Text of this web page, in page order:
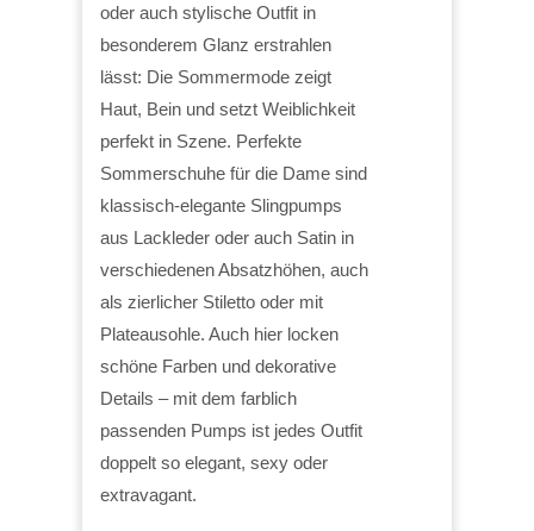
oder auch stylische Outfit in
besonderem Glanz erstrahlen
lässt: Die Sommermode zeigt
Haut, Bein und setzt Weiblichkeit
perfekt in Szene. Perfekte
Sommerschuhe für die Dame sind
klassisch-elegante Slingpumps
aus Lackleder oder auch Satin in
verschiedenen Absatzhöhen, auch
als zierlicher Stiletto oder mit
Plateausohle. Auch hier locken
schöne Farben und dekorative
Details – mit dem farblich
passenden Pumps ist jedes Outfit
doppelt so elegant, sexy oder
extravagant.